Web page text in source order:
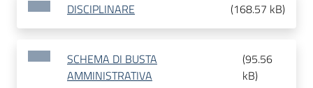
DISCIPLINARE (168.57 kB)
SCHEMA DI BUSTA
AMMINISTRATIVA
(95.56
kB)